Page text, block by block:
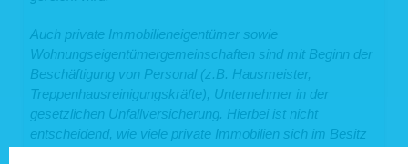
Auch private Immobilieneigentümer sowie
Wohnungseigentümergemeinschaften sind mit Beginn der
Beschäftigung von Personal (z.B. Hausmeister,
Treppenhausreinigungskräfte), Unternehmer in der
gesetzlichen Unfallversicherung. Hierbei ist nicht
entscheidend, wie viele private Immobilien sich im Besitz